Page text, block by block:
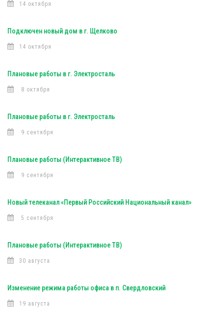
14 октября
Подключен новый дом в г. Щелково
14 октября
Плановые работы в г. Электросталь
8 октября
Плановые работы в г. Электросталь
9 сентября
Плановые работы (Интерактивное ТВ)
9 сентября
Новый телеканал «Первый Российский Национальный канал»
5 сентября
Плановые работы (Интерактивное ТВ)
30 августа
Изменение режима работы офиса в п. Свердловский
19 августа